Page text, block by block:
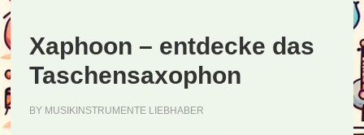
Xaphoon – entdecke das
Taschensaxophon
BY MUSIKINSTRUMENTE LIEBHABER